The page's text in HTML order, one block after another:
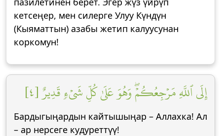
кетсеңер, мен силерге Улуу Күндүн
(Кыяматтын) азабы жетип калуусунан
коркомун!
إِلَى ٱللَّهِ مَرۡجِعُكُمۡۖ وَهُوَ عَلَىٰ كُلِّ شَيۡءٖ قَدِيرٌ [٤]
Бардыгыңардын кайтышыңар – Аллахка! Ал
– ар нерсеге кудуреттүү!